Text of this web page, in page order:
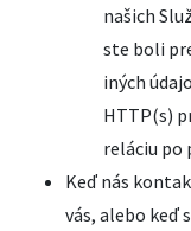
našich
ste boli
iných
HTTP(s)
reláciu po
Keď nás
vás, alebo keď